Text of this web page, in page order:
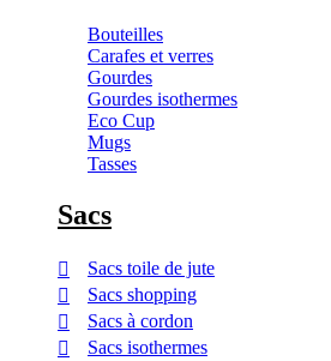
Bouteilles
Carafes et verres
Gourdes
Gourdes isothermes
Eco Cup
Mugs
Tasses
Sacs
Sacs toile de jute
Sacs shopping
Sacs à cordon
Sacs isothermes